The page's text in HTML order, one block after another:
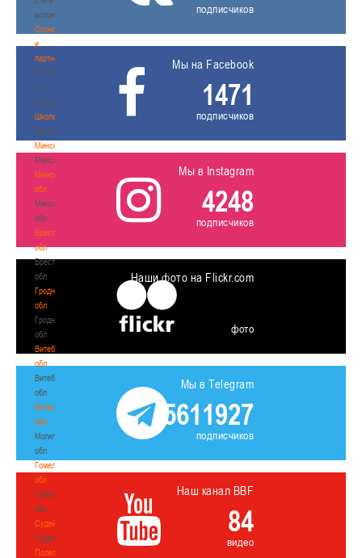
волонтером
Спонсоры
и
партнеры
Спонсоры
и
партнеры
Школы
Школы
Минск
Минск
Минская
обл
Минская
обл
Брестская
обл
Брестская
обл
Гродненская
обл
Гродненская
обл
Витебская
обл
Витебская
обл
Могилевская
обл
Могилевская
обл
Гомельская
обл
Гомельская
обл
Судейство
Судейство
Полезные
подписчиков
Мы на Facebook
1471
подписчиков
Мы в Instagram
4248
подписчиков
Наши фото на Flickr.com
фото
Мы в Telegram
5611927
подписчиков
Наш канал BBF
84
видео